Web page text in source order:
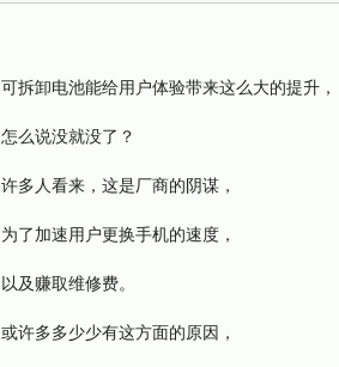
可拆卸电池能给用户体验带来这么大的提升，
怎么说没就没了？
许多人看来，这是厂商的阴谋，
为了加速用户更换手机的速度，
以及赚取维修费。
或许多多少少有这方面的原因，